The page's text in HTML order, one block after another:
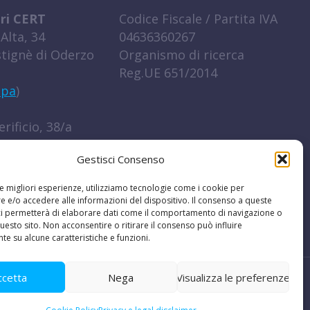
Gestisci Consenso
migliori esperienze, utilizziamo tecnologie come i cookie per
e/o accedere alle informazioni del dispositivo. Il consenso a queste
permetterà di elaborare dati come il comportamento di navigazione o
sito. Non acconsentire o ritirare il consenso può influire
su alcune caratteristiche e funzioni.
Nega Visualizza le preferenze
CERT
34
di Oderzo
)
38/a
(RO)
852016
Codice Fiscale / Partita IVA
04636360267
Organismo di ricerca
Reg.UE 651/2014
con noi |La nostra newsletter